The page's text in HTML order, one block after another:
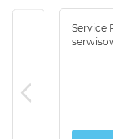
Service